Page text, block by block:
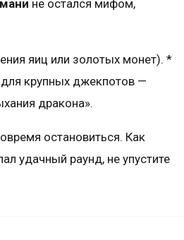
не остался мифом,
яиц или золотых монет). *
крупных джекпотов —
дракона».
остановиться. Как
удачный раунд, не упустите